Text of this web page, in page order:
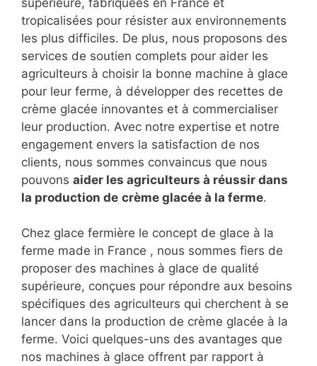
supérieure, fabriquées en France et
tropicalisées pour résister aux environnements
les plus difficiles. De plus, nous proposons des
services de soutien complets pour aider les
agriculteurs à choisir la bonne machine à glace
pour leur ferme, à développer des recettes de
crème glacée innovantes et à commercialiser
leur production. Avec notre expertise et notre
engagement envers la satisfaction de nos
clients, nous sommes convaincus que nous
pouvons aider les agriculteurs à réussir dans
la production de crème glacée à la ferme.
Chez glace fermière le concept de glace à la
ferme made in France , nous sommes fiers de
proposer des machines à glace de qualité
supérieure, conçues pour répondre aux besoins
spécifiques des agriculteurs qui cherchent à se
lancer dans la production de crème glacée à la
ferme. Voici quelques-uns des avantages que
nos machines à glace offrent par rapport à